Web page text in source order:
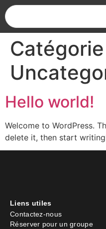
Hello world!
Welcome to WordPress.
delete it, then start
Liens utiles
Contactez-nous
Réserver pour un groupe